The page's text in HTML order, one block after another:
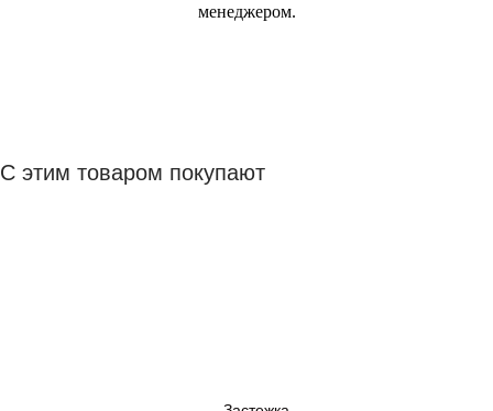
менеджером.
С этим товаром покупают